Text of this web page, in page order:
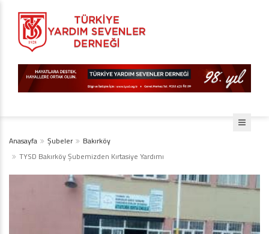
Anasayfa Şubeler
Bakırköy
TYSD Bakırköy Şubemizden Kırtasiye Yardımı